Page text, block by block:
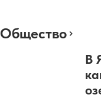
Общество
В